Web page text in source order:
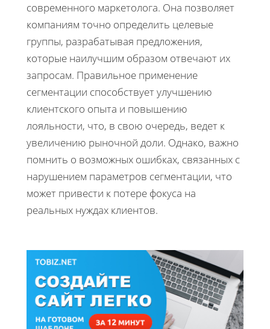
современного маркетолога. Она позволяет
компаниям точно определить целевые
группы, разрабатывая предложения,
которые наилучшим образом отвечают их
запросам. Правильное применение
сегментации способствует улучшению
клиентского опыта и повышению
лояльности, что, в свою очередь, ведет к
увеличению рыночной доли. Однако, важно
помнить о возможных ошибках, связанных с
нарушением параметров сегментации, что
может привести к потере фокуса на
реальных нуждах клиентов.